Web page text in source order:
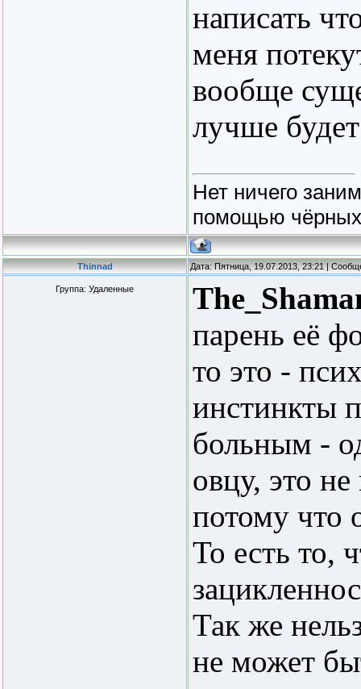
написать
меня
вообще
лучше
Нет ничего
помощью чёрных
Thinnad Дата: Пятница, 19.07.2013, 23:21 |
Группа: Удаленные
парень её
то это -
инстинкты
больным -
овцу, это
потому что
То есть то,
Так же
не может